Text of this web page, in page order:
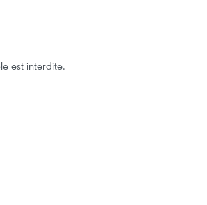
est interdite.